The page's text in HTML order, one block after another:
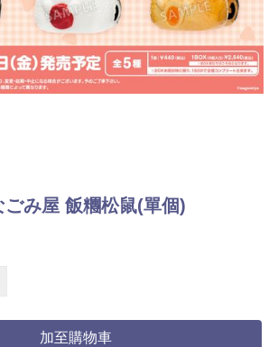
み屋 飯糰松鼠(單個)
加至購物車